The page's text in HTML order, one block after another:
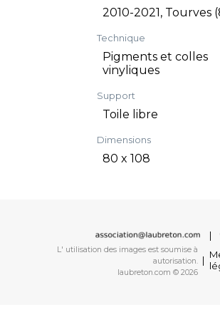
2010-2021, Tourves
Technique
Pigments et colles
vinyliques
Support
Toile libre
Dimensions
80 x 108
|
L' utilisation des images est soumise à
autorisation.
laubreton.com © 2026
|